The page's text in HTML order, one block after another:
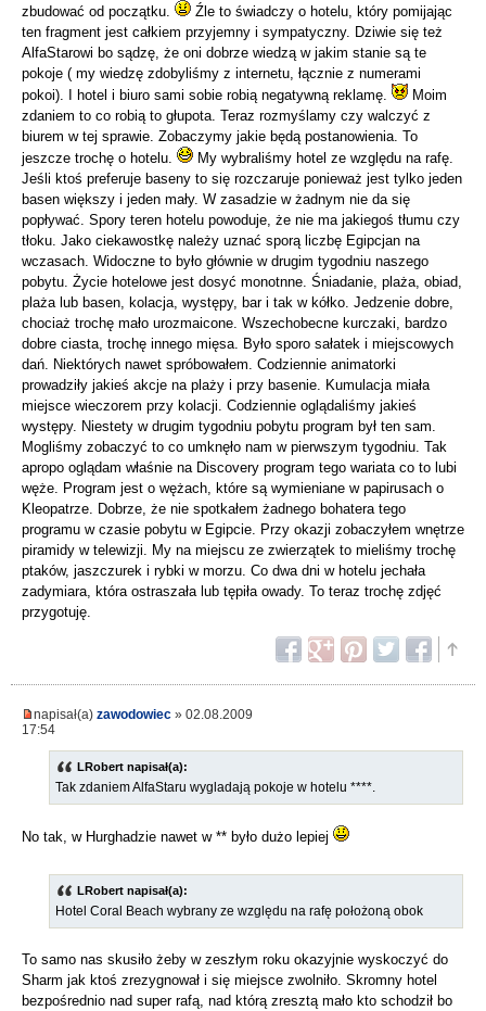
zbudować od początku.
Źle to świadczy o hotelu, który pomijając
ten fragment jest całkiem przyjemny i sympatyczny. Dziwie się też
AlfaStarowi bo sądzę, że oni dobrze wiedzą w jakim stanie są te
pokoje ( my wiedzę zdobyliśmy z internetu, łącznie z numerami
pokoi). I hotel i biuro sami sobie robią negatywną reklamę.
Moim
zdaniem to co robią to głupota. Teraz rozmyślamy czy walczyć z
biurem w tej sprawie. Zobaczymy jakie będą postanowienia. To
jeszcze trochę o hotelu.
My wybraliśmy hotel ze względu na rafę.
Jeśli ktoś preferuje baseny to się rozczaruje ponieważ jest tylko jeden
basen większy i jeden mały. W zasadzie w żadnym nie da się
popływać. Spory teren hotelu powoduje, że nie ma jakiegoś tłumu czy
tłoku. Jako ciekawostkę należy uznać sporą liczbę Egipcjan na
wczasach. Widoczne to było głównie w drugim tygodniu naszego
pobytu. Życie hotelowe jest dosyć monotnne. Śniadanie, plaża, obiad,
plaża lub basen, kolacja, występy, bar i tak w kółko. Jedzenie dobre,
chociaż trochę mało urozmaicone. Wszechobecne kurczaki, bardzo
dobre ciasta, trochę innego mięsa. Było sporo sałatek i miejscowych
dań. Niektórych nawet spróbowałem. Codziennie animatorki
prowadziły jakieś akcje na plaży i przy basenie. Kumulacja miała
miejsce wieczorem przy kolacji. Codziennie oglądaliśmy jakieś
występy. Niestety w drugim tygodniu pobytu program był ten sam.
Mogliśmy zobaczyć to co umknęło nam w pierwszym tygodniu. Tak
apropo oglądam właśnie na Discovery program tego wariata co to lubi
węże. Program jest o wężach, które są wymieniane w papirusach o
Kleopatrze. Dobrze, że nie spotkałem żadnego bohatera tego
programu w czasie pobytu w Egipcie. Przy okazji zobaczyłem wnętrze
piramidy w telewizji. My na miejscu ze zwierzątek to mieliśmy trochę
ptaków, jaszczurek i rybki w morzu. Co dwa dni w hotelu jechała
zadymiara, która ostraszała lub tępiła owady. To teraz trochę zdjęć
przygotuję.
napisał(a) zawodowiec » 02.08.2009
17:54
LRobert napisał(a):
Tak zdaniem AlfaStaru wygladają pokoje w hotelu ****.
No tak, w Hurghadzie nawet w ** było dużo lepiej
LRobert napisał(a):
Hotel Coral Beach wybrany ze względu na rafę położoną obok
To samo nas skusiło żeby w zeszłym roku okazyjnie wyskoczyć do
Sharm jak ktoś zrezygnował i się miejsce zwolniło. Skromny hotel
bezpośrednio nad super rafą, nad którą zresztą mało kto schodził bo